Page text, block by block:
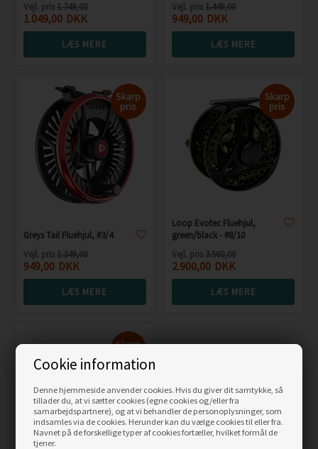
Cookie information
Denne hjemmeside anvender cookies. Hvis du giver dit samtykke, så
tillader du, at vi sætter cookies (egne cookies og/eller fra
samarbejdspartnere), og at vi behandler de personoplysninger, som
indsamles via de cookies. Herunder kan du vælge cookies til eller fra.
Navnet på de forskellige typer af cookies fortæller, hvilket formål de
tjener.
Vejl. pris1.749,00
1.049,00 DKK
LÆS MERE
Vejl. pris 1.449,00
949,00 DKK
LÆS MERE
Skarp
pris
Greys Tail Fluehjul, #3/4
Vejl. pris1.349,00
949,00 DKK
LÆS MERE
Skarp
pris
Loop Evotec Fluehjul,
green/black - #8/10
Vejl. pris 3.560,00
2.900,00 DKK
LÆS MERE
Skarp